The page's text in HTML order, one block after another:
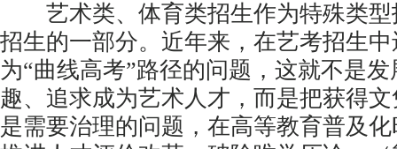
艺术类、体育类招生作为特殊类型
招生的一部分。近年来，在艺考招生
为“曲线高考”路径的问题，这就不是
趣、追求成为艺术人才，而是把获得
是需要治理的问题，在高等教育普及